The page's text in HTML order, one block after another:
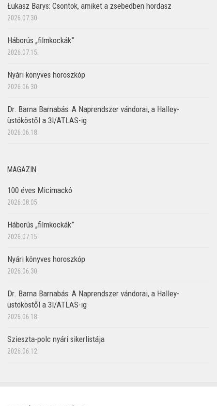
Łukasz Barys: Csontok, amiket a zsebedben hordasz
2026.07.30.
Háborús „filmkockák”
2026.07.15.
Nyári könyves horoszkóp
2026.06.30.
Dr. Barna Barnabás: A Naprendszer vándorai, a Halley-
üstököstől a 3I/ATLAS-ig
2026.06.18.
MAGAZIN
100 éves Micimackó
2026.08.05.
Háborús „filmkockák”
2026.07.15.
Nyári könyves horoszkóp
2026.06.30.
Dr. Barna Barnabás: A Naprendszer vándorai, a Halley-
üstököstől a 3I/ATLAS-ig
2026.06.18.
Szieszta-polc nyári sikerlistája
2026.06.12.